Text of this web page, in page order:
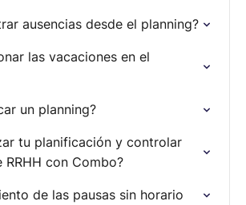
ausencias desde el planning?
las vacaciones en el
un planning?
tu planificación y controlar
con Combo?
de las pausas sin horario